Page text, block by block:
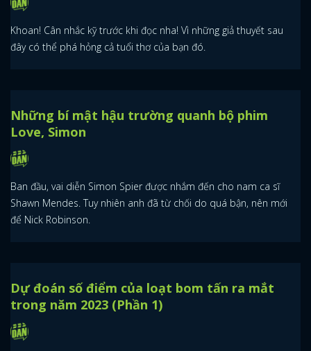
Khoan! Cân nhắc kỹ trước khi đọc nha! Vì những giả thuyết sau
đây có thể phá hỏng cả tuổi thơ của bạn đó.
Những bí mật hậu trường quanh bộ phim
Love, Simon
Ban đầu, vai diễn Simon Spier được nhắm đến cho nam ca sĩ
Shawn Mendes. Tuy nhiên anh đã từ chối do quá bận, nên mới
để Nick Robinson.
Dự đoán số điểm của loạt bom tấn ra mắt
trong năm 2023 (Phần 1)